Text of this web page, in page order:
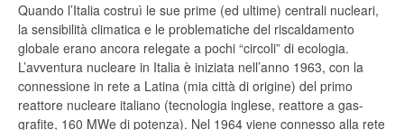
Quando l’Italia costruì le sue prime (ed ultime) centrali nucleari,
la sensibilità climatica e le problematiche del riscaldamento
globale erano ancora relegate a pochi “circoli” di ecologia.
L’avventura nucleare in Italia è iniziata nell’anno 1963, con la
connessione in rete a Latina (mia città di origine) del primo
reattore nucleare italiano (tecnologia inglese, reattore a gas-
grafite, 160 MWe di potenza). Nel 1964 viene connesso alla rete